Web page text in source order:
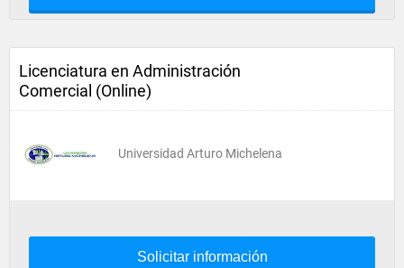
Licenciatura en Administración
Comercial (Online)
Universidad Arturo Michelena
Solicitar información